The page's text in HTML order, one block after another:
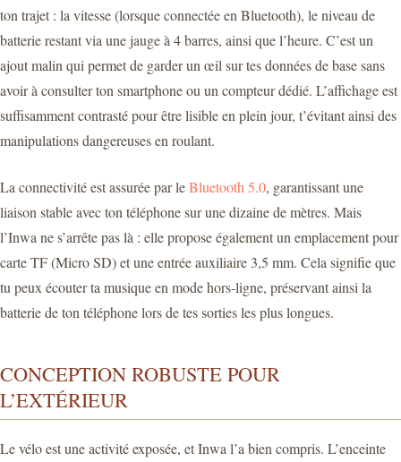
ton trajet : la vitesse (lorsque connectée en Bluetooth), le niveau de
batterie restant via une jauge à 4 barres, ainsi que l’heure. C’est un
ajout malin qui permet de garder un œil sur tes données de base sans
avoir à consulter ton smartphone ou un compteur dédié. L’affichage est
suffisamment contrasté pour être lisible en plein jour, t’évitant ainsi des
manipulations dangereuses en roulant.
La connectivité est assurée par leBluetooth 5.0, garantissant une
liaison stable avec ton téléphone sur une dizaine de mètres. Mais
l’Inwa ne s’arrête pas là : elle propose également un emplacement pour
carte TF (Micro SD) et une entrée auxiliaire 3,5 mm. Cela signifie que
tu peux écouter ta musique en mode hors-ligne, préservant ainsi la
batterie de ton téléphone lors de tes sorties les plus longues.
CONCEPTION ROBUSTE POUR
L’EXTÉRIEUR
Le vélo est une activité exposée, et Inwa l’a bien compris. L’enceinte